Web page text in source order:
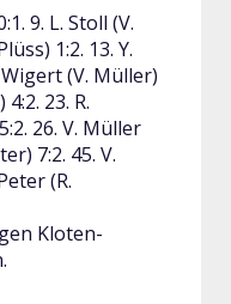
9. L. Stoll (V.
1:2. 13. Y.
(V. Müller)
23. R.
26. V. Müller
7:2. 45. V.
(R.
Kloten-